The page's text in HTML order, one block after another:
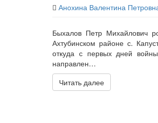
Анохина Валентина
Быхалов Петр Михайлович
Ахтубинском районе с.
откуда с первых дней
направлен…
Читать далее